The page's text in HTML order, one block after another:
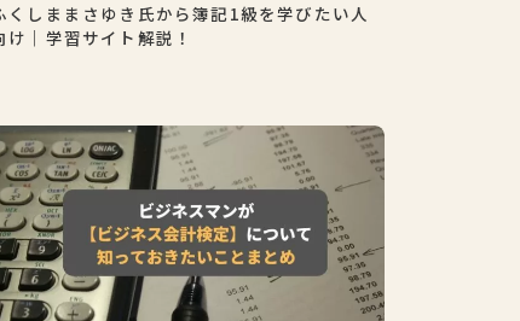
くしままさゆき氏から簿記1級を学びたい人
け｜学習サイト解説！